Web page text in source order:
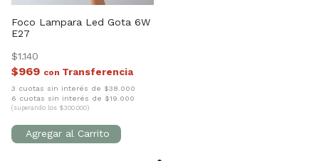
Foco Lampara Led Gota 6W
E27
$1.140
$969 con
3 cuotas sin interés de $38.000
6 cuotas sin interés de $19.000
(superando los $300.000)